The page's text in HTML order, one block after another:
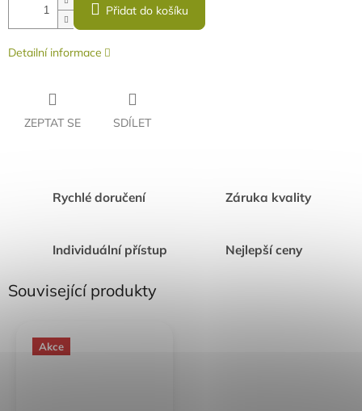
Přidat do košíku
Detailní informace
ZEPTAT SE SDÍLET
Rychlé doručení Záruka kvality
Individuální přístup Nejlepší ceny
Související produkty
Akce